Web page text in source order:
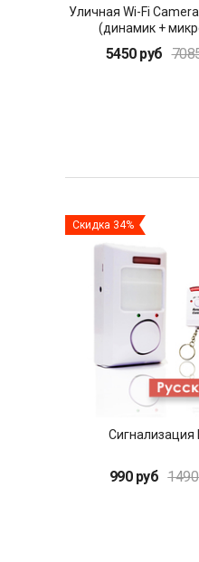
Уличная Wi-Fi
(динамик +
5450 руб
Скидка 34%
Сигнализация
990 руб